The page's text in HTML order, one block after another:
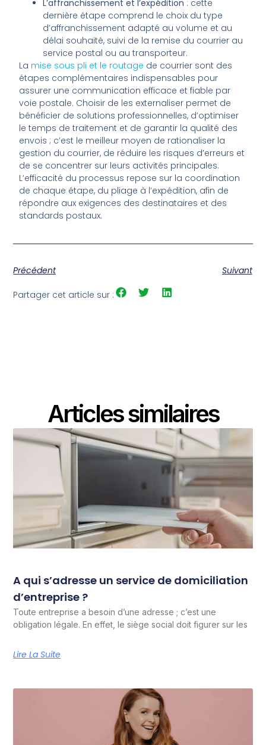
L’affranchissement et l’expédition : cette
dernière étape comprend le choix du type
d’affranchissement adapté au volume et au
délai souhaité, suivi de la remise du courrier au
service postal ou au transporteur.
La mise sous pli et le routage de courrier sont des
étapes complémentaires indispensables pour
assurer une communication efficace et fiable par
voie postale. Choisir de les externaliser permet de
bénéficier de solutions professionnelles, d’optimiser
le temps de traitement et de garantir la qualité des
envois ; c’est le meilleur moyen de rationaliser la
gestion du courrier, de réduire les risques d’erreurs et
de se concentrer sur leurs activités principales.
L’efficacité du processus repose sur la coordination
de chaque étape, du pliage à l’expédition, afin de
répondre aux exigences des destinataires et des
standards postaux.
Précédent Suivant
Partager cet article sur :
Articles similaires
A qui s’adresse un service de domiciliation
d’entreprise ?
Toute entreprise a besoin d’une adresse ; c’est une
obligation légale. En effet, le siège social doit figurer sur les
Lire La Suite